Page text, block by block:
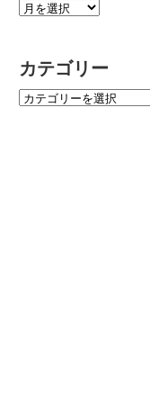
カテゴリー